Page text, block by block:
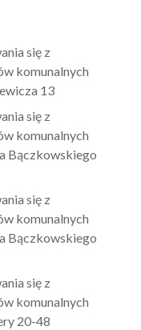
się z
komunalnych
13
się z
komunalnych
Bączkowskiego
się z
komunalnych
Bączkowskiego
się z
komunalnych
20-48